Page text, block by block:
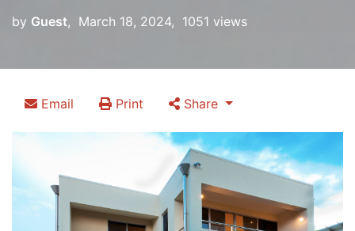
by Guest, March 18, 2024, 1051 views
Email Print Share